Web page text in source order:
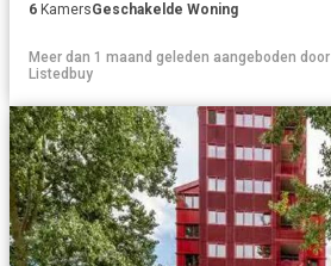
6 KamersGeschakelde Woning
Meer dan 1 maand geleden aangeboden door
Listedbuy